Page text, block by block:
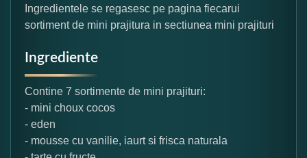
Ingredientele se regasesc pe pagina fiecarui
sortiment de mini prajitura in sectiunea mini prajituri
Ingrediente
Contine 7 sortimente de mini prajituri:
- mini choux cocos
- eden
- mousse cu vanilie, iaurt si frisca naturala